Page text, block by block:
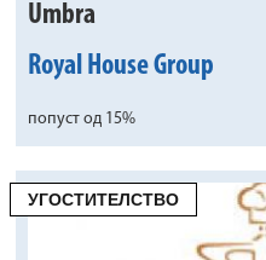
Umbra
Royal House Group
попуст од 15%
УГОСТИТЕЛСТВО